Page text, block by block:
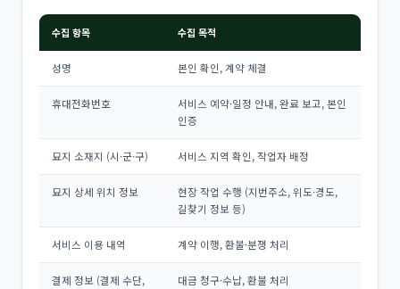
수집 항목 수집 목적
성명 본인 확인, 계약 체결
휴대전화번호
서비스 예약·일정 안내, 완료 보고, 본인
인증
묘지 소재지 (시·군·구) 서비스 지역 확인, 작업자 배정
묘지 상세 위치 정보
현장 작업 수행 (지번주소, 위도·경도,
길찾기 정보 등)
서비스 이용 내역 계약 이행, 환불·분쟁 처리
결제 정보 (결제 수단,
대금 청구·수납, 환불 처리